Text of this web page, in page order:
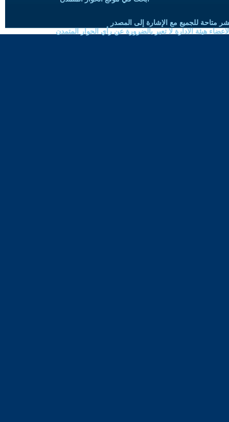
متاحة للجميع مع الإشارة إلى المصدر
هيئة الادارة لا تعبر بالضرورة عن رأي الحوار المتمدن